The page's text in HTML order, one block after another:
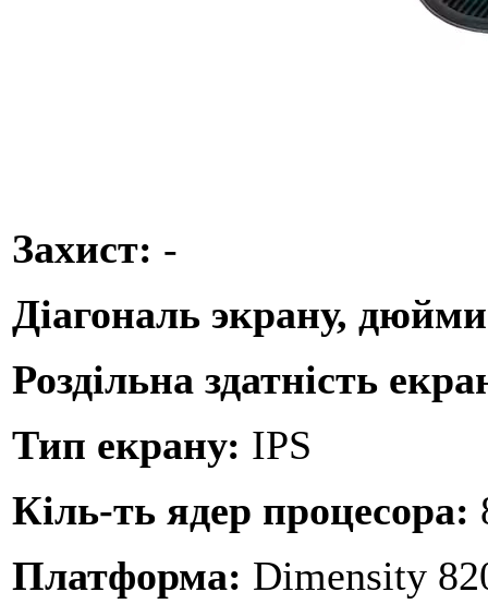
Захист: -
Діагональ экрану,
Роздільна здатність
Тип екрану: IPS
Кіль-ть ядер процесора:
Платформа: Dimensity